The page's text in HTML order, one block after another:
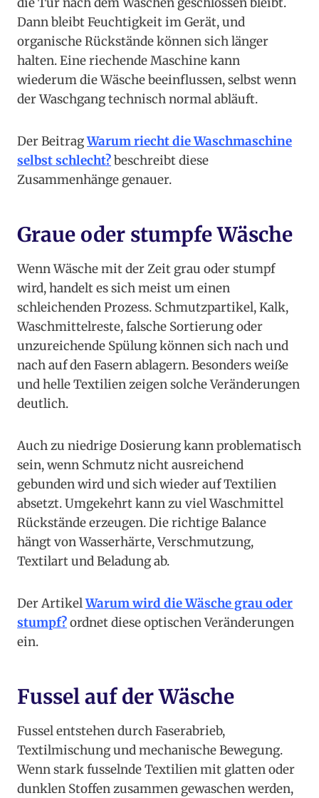
Dann bleibt Feuchtigkeit im Gerät, und
organische Rückstände können sich länger
halten. Eine riechende Maschine kann
wiederum die Wäsche beeinflussen, selbst wenn
der Waschgang technisch normal abläuft.
Der BeitragWarum riecht die Waschmaschine
selbst schlecht?beschreibt diese
Zusammenhänge genauer.
Graue oder stumpfe Wäsche
Wenn Wäsche mit der Zeit grau oder stumpf
wird, handelt es sich meist um einen
schleichenden Prozess. Schmutzpartikel, Kalk,
Waschmittelreste, falsche Sortierung oder
unzureichende Spülung können sich nach und
nach auf den Fasern ablagern. Besonders weiße
und helle Textilien zeigen solche Veränderungen
deutlich.
Auch zu niedrige Dosierung kann problematisch
sein, wenn Schmutz nicht ausreichend
gebunden wird und sich wieder auf Textilien
absetzt. Umgekehrt kann zu viel Waschmittel
Rückstände erzeugen. Die richtige Balance
hängt von Wasserhärte, Verschmutzung,
Textilart und Beladung ab.
Der ArtikelWarum wird die Wäsche grau oder
stumpf?ordnet diese optischen Veränderungen
ein.
Fussel auf der Wäsche
Fussel entstehen durch Faserabrieb,
Textilmischung und mechanische Bewegung.
Wenn stark fusselnde Textilien mit glatten oder
dunklen Stoffen zusammen gewaschen werden,